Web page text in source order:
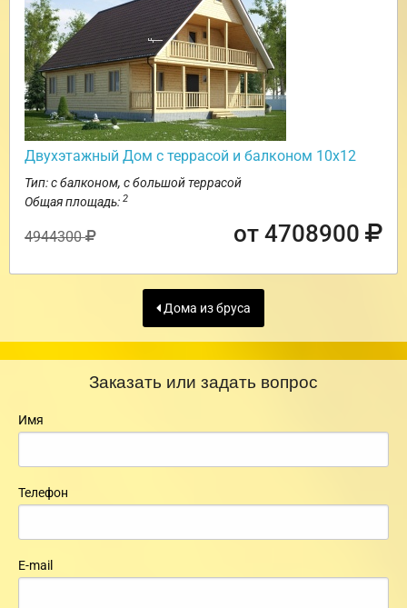
Двухэтажный Дом с террасой и балконом 10х12
Тип: с балконом, с большой террасой
Общая площадь: 2
4944300 от 4708900
Дома из бруса
Заказать или задать вопрос
Имя
Телефон
E-mail